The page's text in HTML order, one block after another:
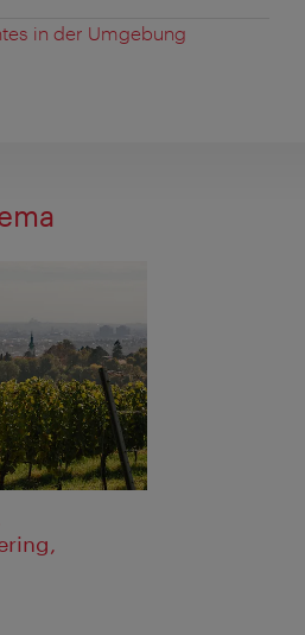
in der Umgebung